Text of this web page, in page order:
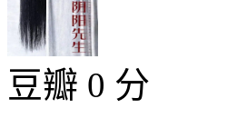
豆瓣 0 分